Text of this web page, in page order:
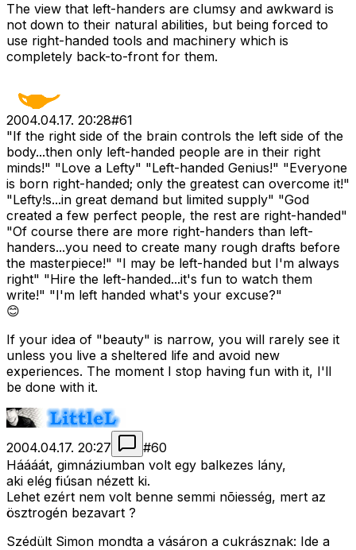
The view that left-handers are clumsy and awkward is
not down to their natural abilities, but being forced to
use right-handed tools and machinery which is
completely back-to-front for them.
2004.04.17. 20:28#61
"If the right side of the brain controls the left side of the
body...then only left-handed people are in their right
minds!" "Love a Lefty" "Left-handed Genius!" "Everyone
is born right-handed; only the greatest can overcome it!"
"Lefty!s...in great demand but limited supply" "God
created a few perfect people, the rest are right-handed"
"Of course there are more right-handers than left-
handers...you need to create many rough drafts before
the masterpiece!" "I may be left-handed but I'm always
right" "Hire the left-handed...it's fun to watch them
write!" "I'm left handed what's your excuse?"
😊
If your idea of "beauty" is narrow, you will rarely see it
unless you live a sheltered life and avoid new
experiences. The moment I stop having fun with it, I'll
be done with it.
2004.04.17. 20:27 #60
Háááát, gimnáziumban volt egy balkezes lány,
aki elég fiúsan nézett ki.
Lehet ezért nem volt benne semmi nõiesség, mert az
ösztrogén bezavart ?
Szédült Simon mondta a vásáron a cukrásznak: Ide a